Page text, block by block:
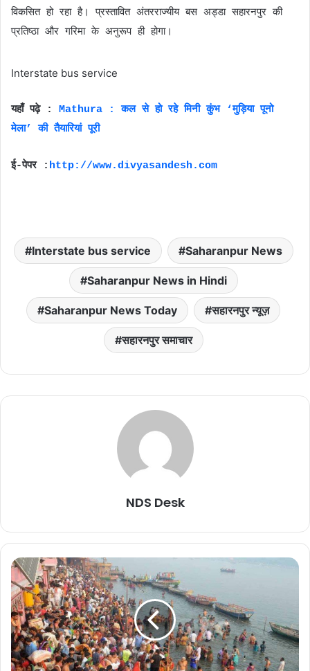
विकसित हो रहा है। प्रस्तावित अंतरराज्यीय बस अड्डा सहारनपुर की
प्रतिष्ठा और गरिमा के अनुरूप ही होगा।
Interstate bus service
यहाँ पढ़े : Mathura : कल से हो रहे मिनी कुंभ ‘मुड़िया पूनो
मेला’ की तैयारियां पूरी
ई-पेपर : http://www.divyasandesh.com
Interstate bus service Saharanpur News
Saharanpur News in Hindi
Saharanpur News Today सहारनपुर न्यूज़
सहारनपुर समाचार
NDS Desk